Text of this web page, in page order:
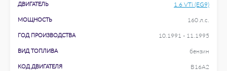
ДВИГАТЕЛЬ 1.6 VTi (EG9)
МОЩНОСТЬ 160 л.с.
ГОД ПРОИЗВОДСТВА 10.1991 - 11.1995
ВИД ТОПЛИВА бензин
КОД ДВИГАТЕЛЯ B16A2